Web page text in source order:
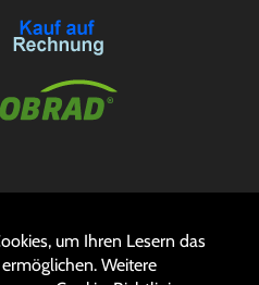
um Ihren Lesern das
Weitere
Auftrag widerrufen